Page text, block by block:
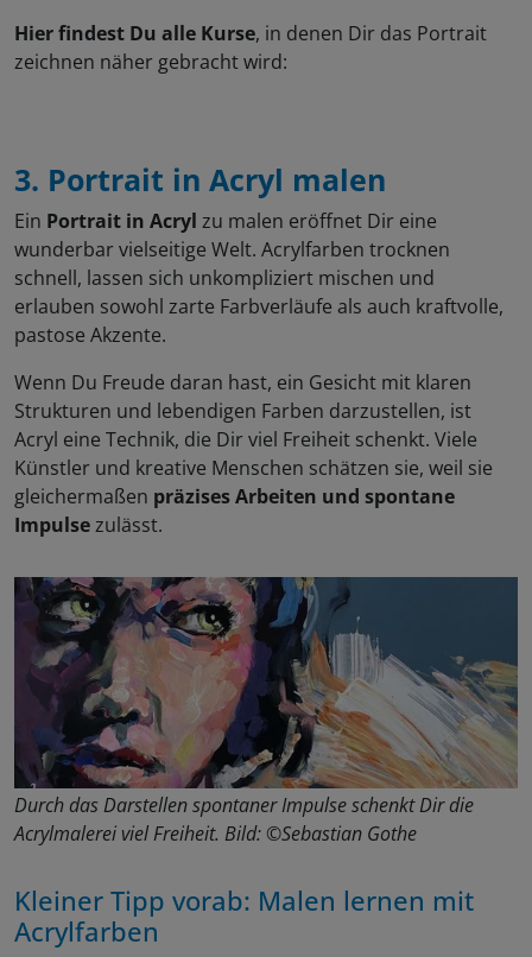
Hier findest Du alle Kurse, in denen Dir das Portrait
zeichnen näher gebracht wird:
3. Portrait in Acryl malen
Ein Portrait in Acryl zu malen eröffnet Dir eine
wunderbar vielseitige Welt. Acrylfarben trocknen
schnell, lassen sich unkompliziert mischen und
erlauben sowohl zarte Farbverläufe als auch kraftvolle,
pastose Akzente.
Wenn Du Freude daran hast, ein Gesicht mit klaren
Strukturen und lebendigen Farben darzustellen, ist
Acryl eine Technik, die Dir viel Freiheit schenkt. Viele
Künstler und kreative Menschen schätzen sie, weil sie
gleichermaßen präzises Arbeiten und spontane
Impulsezulässt.
Durch das Darstellen spontaner Impulse schenkt Dir die
Acrylmalerei viel Freiheit. Bild: ©Sebastian Gothe
Kleiner Tipp vorab: Malen lernen mit
Acrylfarben